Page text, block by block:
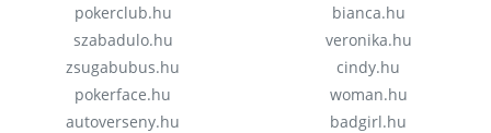
pokerclub.hu
szabadulo.hu
zsugabubus.hu
pokerface.hu
autoverseny.hu
bianca.hu
veronika.hu
cindy.hu
woman.hu
badgirl.hu